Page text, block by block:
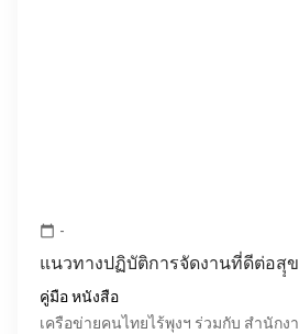
calendar_today -
แนวทางปฏิบัติการจัดงานที่ดีต่อสุุ
คู่มือ หนังสือ
เครือข่ายคนไทยไร้พุงฯ ร่วมกับ สำนักง